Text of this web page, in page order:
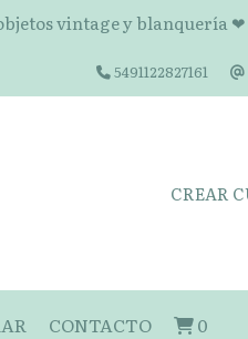
vintage y blanquería ❤
5491122827161
CREAR
CONTACTO 0